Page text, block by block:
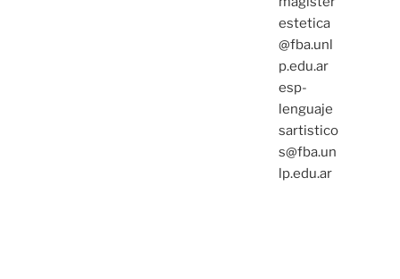
estetica
@fba.unl
p.edu.ar
esp-
lenguaje
sartistico
s@fba.un
lp.edu.ar